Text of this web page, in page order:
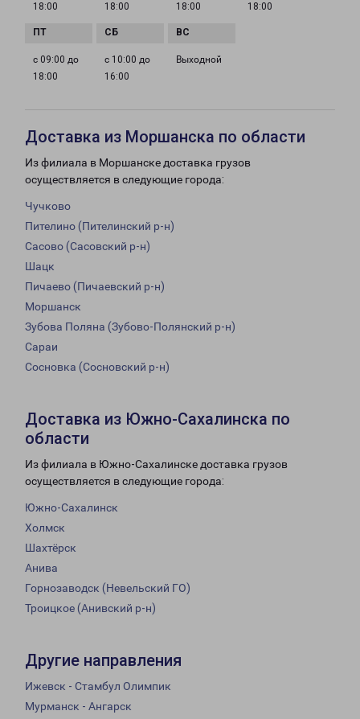
18:00
18:00
18:00
18:00
с 09:00 до
18:00
с 10:00 до
16:00
Выходной
Доставка из Моршанска по области
Из филиала в Моршанске доставка грузов
осуществляется в следующие города:
Чучково
Пителино (Пителинский р-н)
Сасово (Сасовский р-н)
Шацк
Пичаево (Пичаевский р-н)
Моршанск
Зубова Поляна (Зубово-Полянский р-н)
Сараи
Сосновка (Сосновский р-н)
Доставка из Южно-Сахалинска по
области
Из филиала в Южно-Сахалинске доставка грузов
осуществляется в следующие города:
Южно-Сахалинск
Холмск
Шахтёрск
Анива
Горнозаводск (Невельский ГО)
Троицкое (Анивский р-н)
Другие направления
Ижевск - Стамбул Олимпик
Мурманск - Ангарск